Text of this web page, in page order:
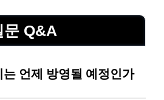
문 Q&A
언제 방영될 예정인가